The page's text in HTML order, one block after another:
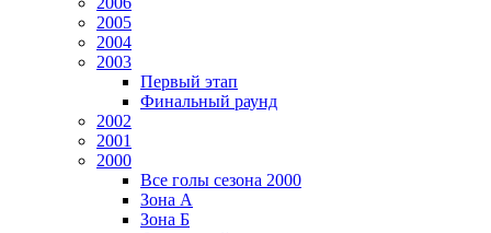
2005
2004
2003
Первый этап
Финальный раунд
2002
2001
2000
Все голы сезона 2000
Зона А
Зона Б